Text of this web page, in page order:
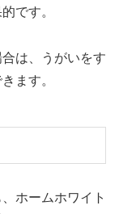
です。
は、うがいをす
ます。
ホームホワイト